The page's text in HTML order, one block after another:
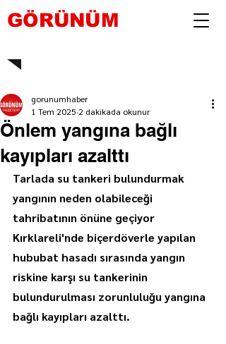
GÖRÜNÜM
Önlem yangına bağlı
kayıpları azalttı
gorunumhaber
1 Tem 2025 2 dakikada okunur
Tarlada su tankeri bulundurmak
yangının neden olabileceği
tahribatının önüne geçiyor
Kırklareli'nde biçerdöverle yapılan
hububat hasadı sırasında yangın
riskine karşı su tankerinin
bulundurulması zorunluluğu yangına
bağlı kayıpları azalttı.